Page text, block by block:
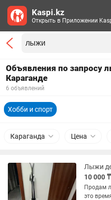
Объявления по запросу
Караганде
6 объявлений
Хобби и спорт
Караганда Цена
Лыжи
10 000 ₸
Продам
это
Kaspi.kz
Открыть в Приложении